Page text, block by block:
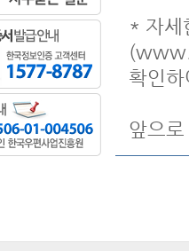
* 자세
확인
앞으